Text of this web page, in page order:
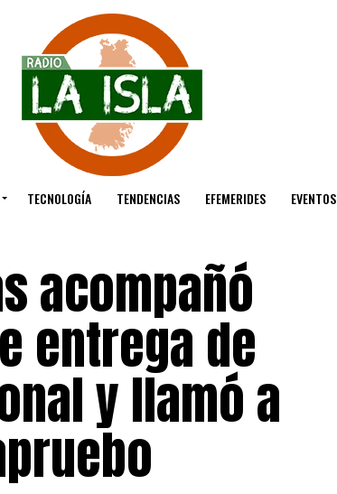
TECNOLOGÍA TENDENCIAS EFEMERIDES EVENTOS
acompañó
entrega de
y llamó a